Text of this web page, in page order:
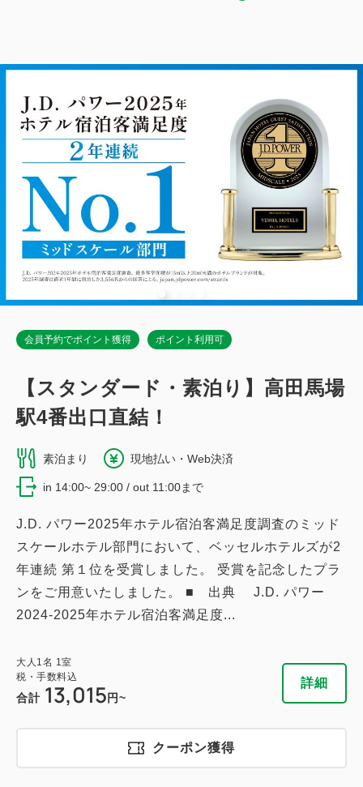
税・手数料込
会員価格 58,615 円
大人1名
室
税・手数料込
合計 61,700 円
2
ダブルサイズ / 幅131-150cm×2
Wi-Fiあり（無料）
1 詳細 今すぐ予約
税・手数料込
会員価格 13,015
ダブル｜禁煙
禁煙 15.5～19.6平米
ダブルサイズ / 幅131-150cm×1
Wi-Fiあり（無料）
今すぐ予約
会員予約でポイント獲得 ポイント利用可
【スタンダード・素泊り】高田馬場
駅4番出口直結！
素泊まり 現地払い・Web決済
in 14:00~ 29:00 / out 11:00まで
J.D. パワー2025年ホテル宿泊客満足度調査のミッド
スケールホテル部門において、ベッセルホテルズが2
年連続 第１位を受賞しました。 受賞を記念したプラ
ンをご用意いたしました。 ■ 出典 J.D. パワー
2024-2025年ホテル宿泊客満足度...
大人 1名 1室
税・手数料込
合計 13,015 円~
詳細
クーポン獲得